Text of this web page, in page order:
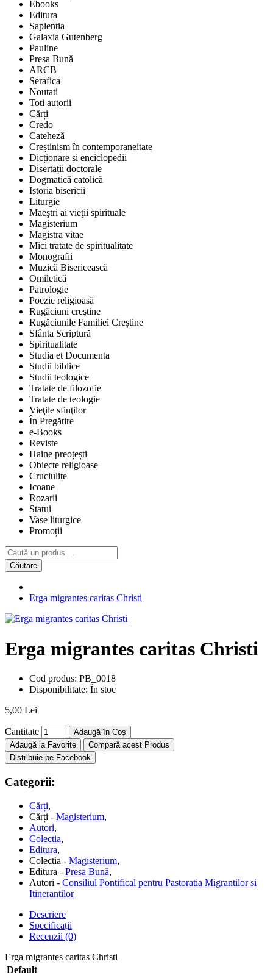
Ebooks
Editura
Sapientia
Galaxia Gutenberg
Pauline
Presa Bună
ARCB
Serafica
Noutati
Toti autorii
Cărți
Credo
Cateheză
Creștinism în contemporaneitate
Dicționare și enciclopedii
Disertații doctorale
Dogmatică catolică
Istoria bisericii
Liturgie
Maeştri ai vieţii spirituale
Magisterium
Magistra vitae
Mici tratate de spiritualitate
Monografii
Muzică Bisericească
Omiletică
Patrologie
Poezie religioasă
Rugăciuni creştine
Rugăciunile Familiei Creștine
Sfânta Scriptură
Spiritualitate
Studia et Documenta
Studii biblice
Studii teologice
Tratate de filozofie
Tratate de teologie
Vieţile sfinţilor
În Pregătire
e-Books
Reviste
Haine preoțești
Obiecte religioase
Cruciulițe
Icoane
Rozarii
Statui
Vase liturgice
Promoții
Căutare
Erga migrantes caritas Christi
Erga migrantes caritas Christi
Cod produs: PB_0018
Disponibilitate: În stoc
5,00 Lei
Cantitate
Adaugă în Coș
Adaugă la Favorite
Compară acest Produs
Distribuie pe Facebook
Categorii:
Cărți,
Cărți - Magisterium,
Autori,
Colectia,
Editura,
Colectia - Magisterium,
Editura - Presa Bună,
Autori - Consiliul Pontifical pentru Pastoratia Migrantilor si
Itinerantilor
Descriere
Specificații
Recenzii (0)
Erga migrantes caritas Christi
Default